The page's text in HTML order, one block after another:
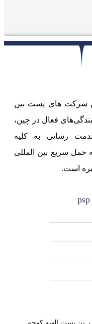
شرکت های پست بین
فعال در چین،
رسانی به کلیه
حمل سریع بین المللی
است.